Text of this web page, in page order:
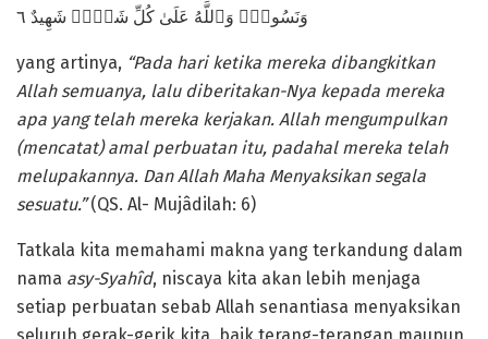
وَنَسُوهُۚ وَٱللَّهُ عَلَىٰ كُلِّ شَيۡءٖ شَهِيدٌ ٦
yang artinya, “Pada hari ketika mereka dibangkitkan
Allah semuanya, lalu diberitakan-Nya kepada mereka
apa yang telah mereka kerjakan. Allah mengumpulkan
(mencatat) amal perbuatan itu, padahal mereka telah
melupakannya. Dan Allah Maha Menyaksikan segala
sesuatu.”(QS. Al- Mujâdilah: 6)
Tatkala kita memahami makna yang terkandung dalam
nama asy-Syahîd, niscaya kita akan lebih menjaga
setiap perbuatan sebab Allah senantiasa menyaksikan